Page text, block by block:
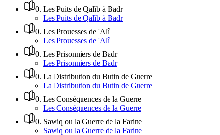
0. Les Puits de Qalîb à Badr
Les Puits de Qalîb à Badr
0. Les Prouesses de 'Alî
Les Prouesses de 'Alî
0. Les Prisonniers de Badr
Les Prisonniers de Badr
0. La Distribution du Butin de Guerre
La Distribution du Butin de Guerre
0. Les Conséquences de la Guerre
Les Conséquences de la Guerre
0. Sawiq ou la Guerre de la Farine
Sawiq ou la Guerre de la Farine